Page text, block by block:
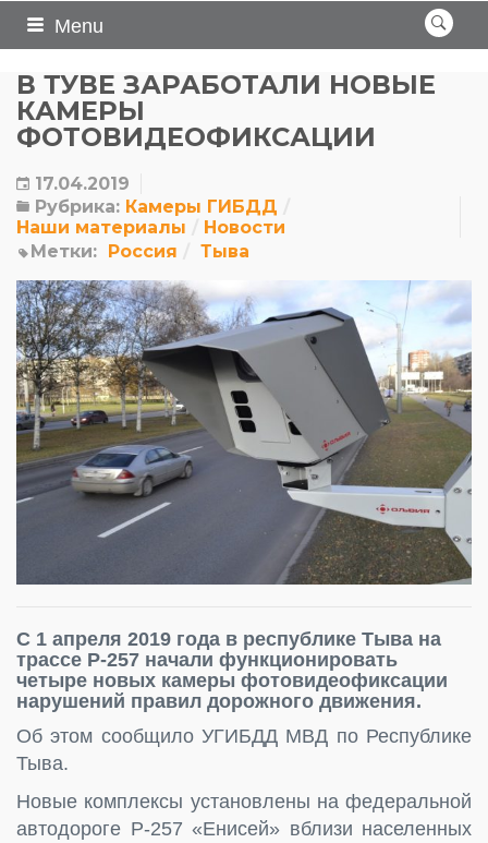
Menu
В ТУВЕ ЗАРАБОТАЛИ НОВЫЕ
КАМЕРЫ
ФОТОВИДЕОФИКСАЦИИ
17.04.2019
Рубрика: Камеры ГИБДД
Наши материалы
Новости
Метки: Россия Тыва
С 1 апреля 2019 года в республике Тыва на
трассе Р-257 начали функционировать
четыре новых камеры фотовидеофиксации
нарушений правил дорожного движения.
Об этом сообщило УГИБДД МВД по Республике
Тыва.
Новые комплексы установлены на федеральной
автодороге Р-257 «Енисей» вблизи населенных